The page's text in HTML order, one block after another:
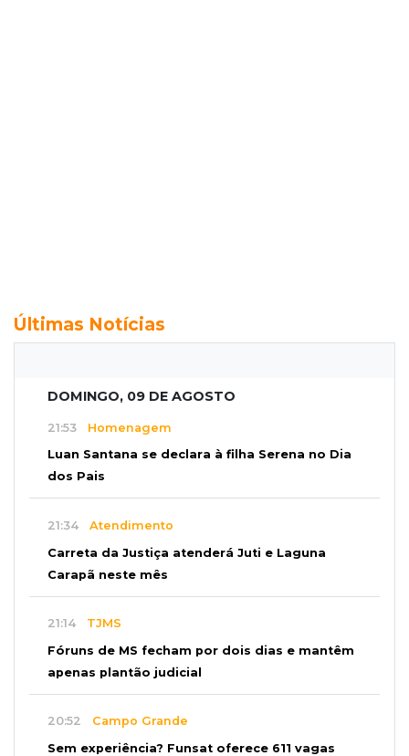
Últimas Notícias
DOMINGO, 09 DE AGOSTO
21:53 Homenagem
Luan Santana se declara à filha Serena no Dia
dos Pais
21:34 Atendimento
Carreta da Justiça atenderá Juti e Laguna
Carapã neste mês
21:14 TJMS
Fóruns de MS fecham por dois dias e mantêm
apenas plantão judicial
20:52 Campo Grande
Sem experiência? Funsat oferece 611 vagas